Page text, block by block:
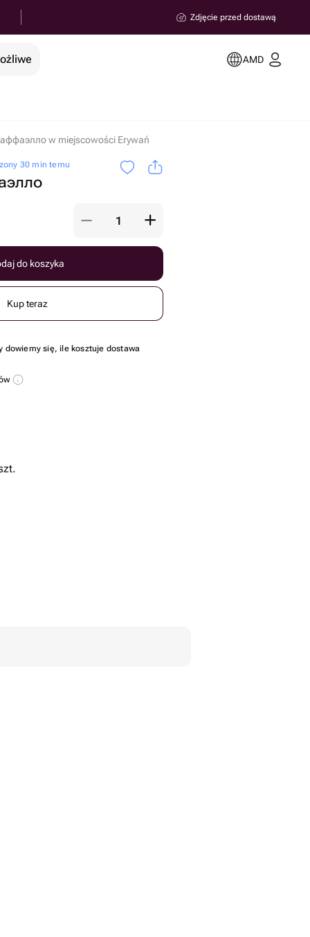
Zdjęcie przed dostawą
AMD
w miejscowości Erywań
30 min temu
do koszyka
Kup teraz
dowiemy się, ile kosztuje dostawa